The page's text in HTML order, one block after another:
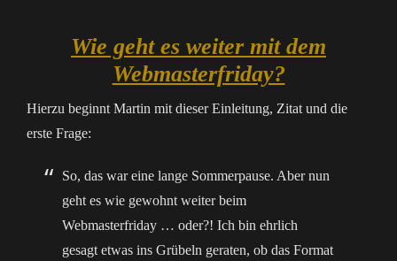
Wie geht es weiter mit dem
Webmasterfriday?
Hierzu beginnt Martin mit dieser Einleitung, Zitat und die
erste Frage:
So, das war eine lange Sommerpause. Aber nun
geht es wie gewohnt weiter beim
Webmasterfriday … oder?! Ich bin ehrlich
gesagt etwas ins Grübeln geraten, ob das Format